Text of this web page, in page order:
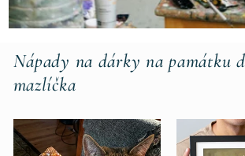
Nápady na dárky na památku
mazlíčka